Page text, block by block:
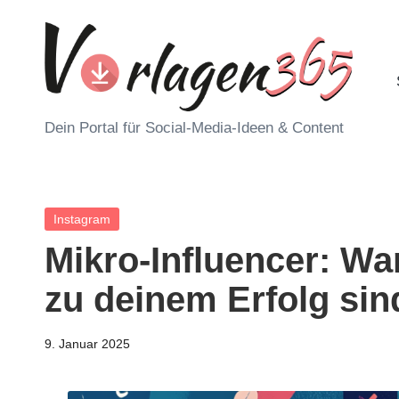
V
r
l
a
Dein Portal für Social-Media-Ideen & Content
Posted
Instagram
Mikro-Influencer:
zu deinem Erfolg
9. Januar 2025